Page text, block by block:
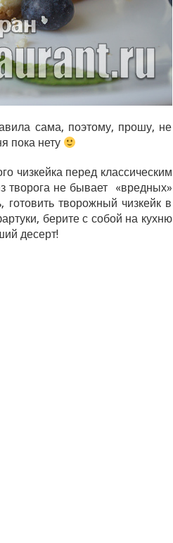
сама, поэтому, прошу, не
пока нету
чизкейка перед классическим
творога не бывает «вредных»
творожный чизкейк в
берите с собой на кухню
десерт!